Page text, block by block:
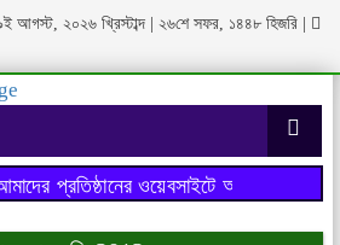
আগস্ট, ২০২৬ খ্রিস্টাব্দ | ২৬শে সফর, ১৪৪৮ হিজরি
প্রতিষ্ঠানের ওয়েবসাইটে আপনাকে